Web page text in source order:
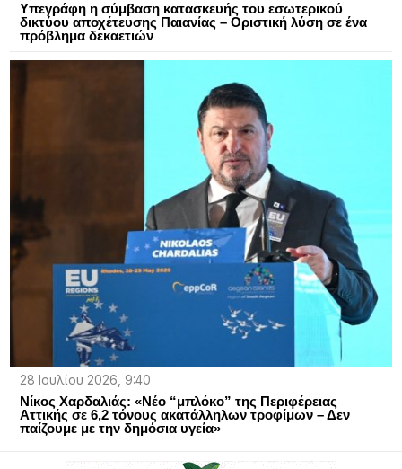
Υπεγράφη η σύμβαση κατασκευής του εσωτερικού
δικτύου αποχέτευσης Παιανίας – Οριστική λύση σε ένα
πρόβλημα δεκαετιών
28 Ιουλίου 2026, 9:40
Νίκος Χαρδαλιάς: «Νέο “μπλόκο” της Περιφέρειας
Αττικής σε 6,2 τόνους ακατάλληλων τροφίμων – Δεν
παίζουμε με την δημόσια υγεία»